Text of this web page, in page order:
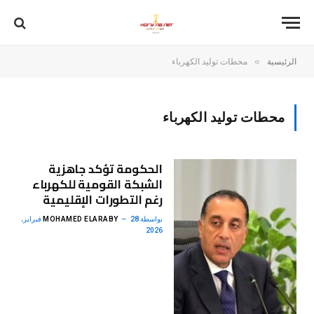
الرئيسية » محطات توليد الكهرباء
محطات توليد الكهرباء
الحكومة تؤكد جاهزية
الشبكة القومية للكهرباء
رغم التطورات الإقليمية
بواسطة MOHAMED ELARABY 28 فبراير،
2026